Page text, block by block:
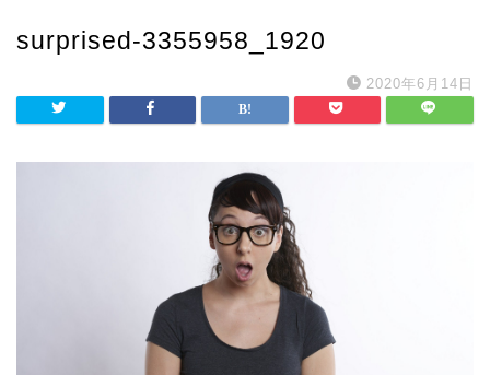
surprised-3355958_1920
2020年6月14日